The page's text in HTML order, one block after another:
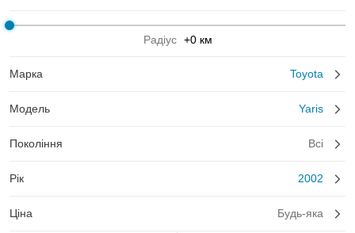
Радіус +0 км
Марка Toyota
Модель Yaris
Покоління Всі
Рік 2002
Ціна Будь-яка